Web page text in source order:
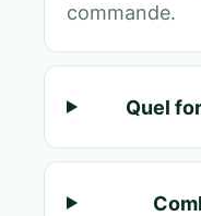
commande.
Quel